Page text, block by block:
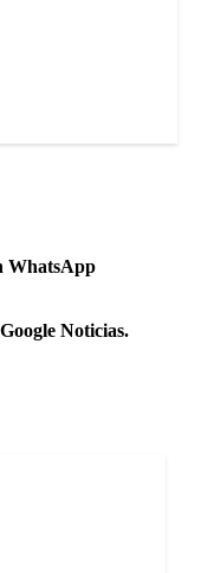
WhatsApp
Noticias.